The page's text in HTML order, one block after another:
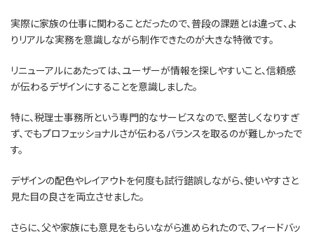
実際に家族の仕事に関わることだったので、普段の課題とは違って、よ
りリアルな実務を意識しながら制作できたのが大きな特徴です。
リニューアルにあたっては、ユーザーが情報を探しやすいこと、信頼感
が伝わるデザインにすることを意識しました。
特に、税理士事務所という専門的なサービスなので、堅苦しくなりすぎ
ず、でもプロフェッショナルさが伝わるバランスを取るのが難しかったで
す。
デザインの配色やレイアウトを何度も試行錯誤しながら、使いやすさと
見た目の良さを両立させました。
さらに、父や家族にも意見をもらいながら進められたので、フィードバッ